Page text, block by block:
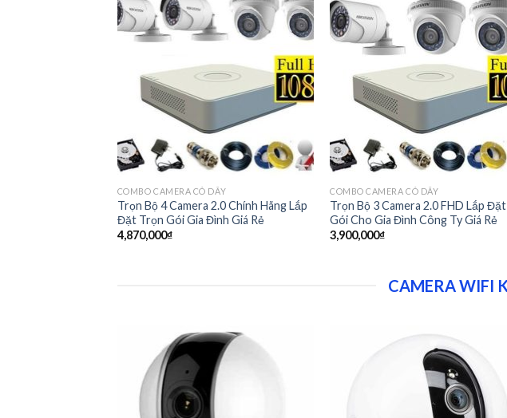
COMBO CAMERA CÓ DÂY
Trọn Bộ 4 Camera 2.0 Chính Hãng Lắp
Đặt Trọn Gói Gia Đình Giá Rẻ
4,870,000₫
COMBO CAMERA CÓ DÂY
Trọn Bộ 3 Camera 2.0 FHD Lắp Đặt
Gói Cho Gia Đình Công Ty Giá Rẻ
3,900,000₫
CAMERA WIFI